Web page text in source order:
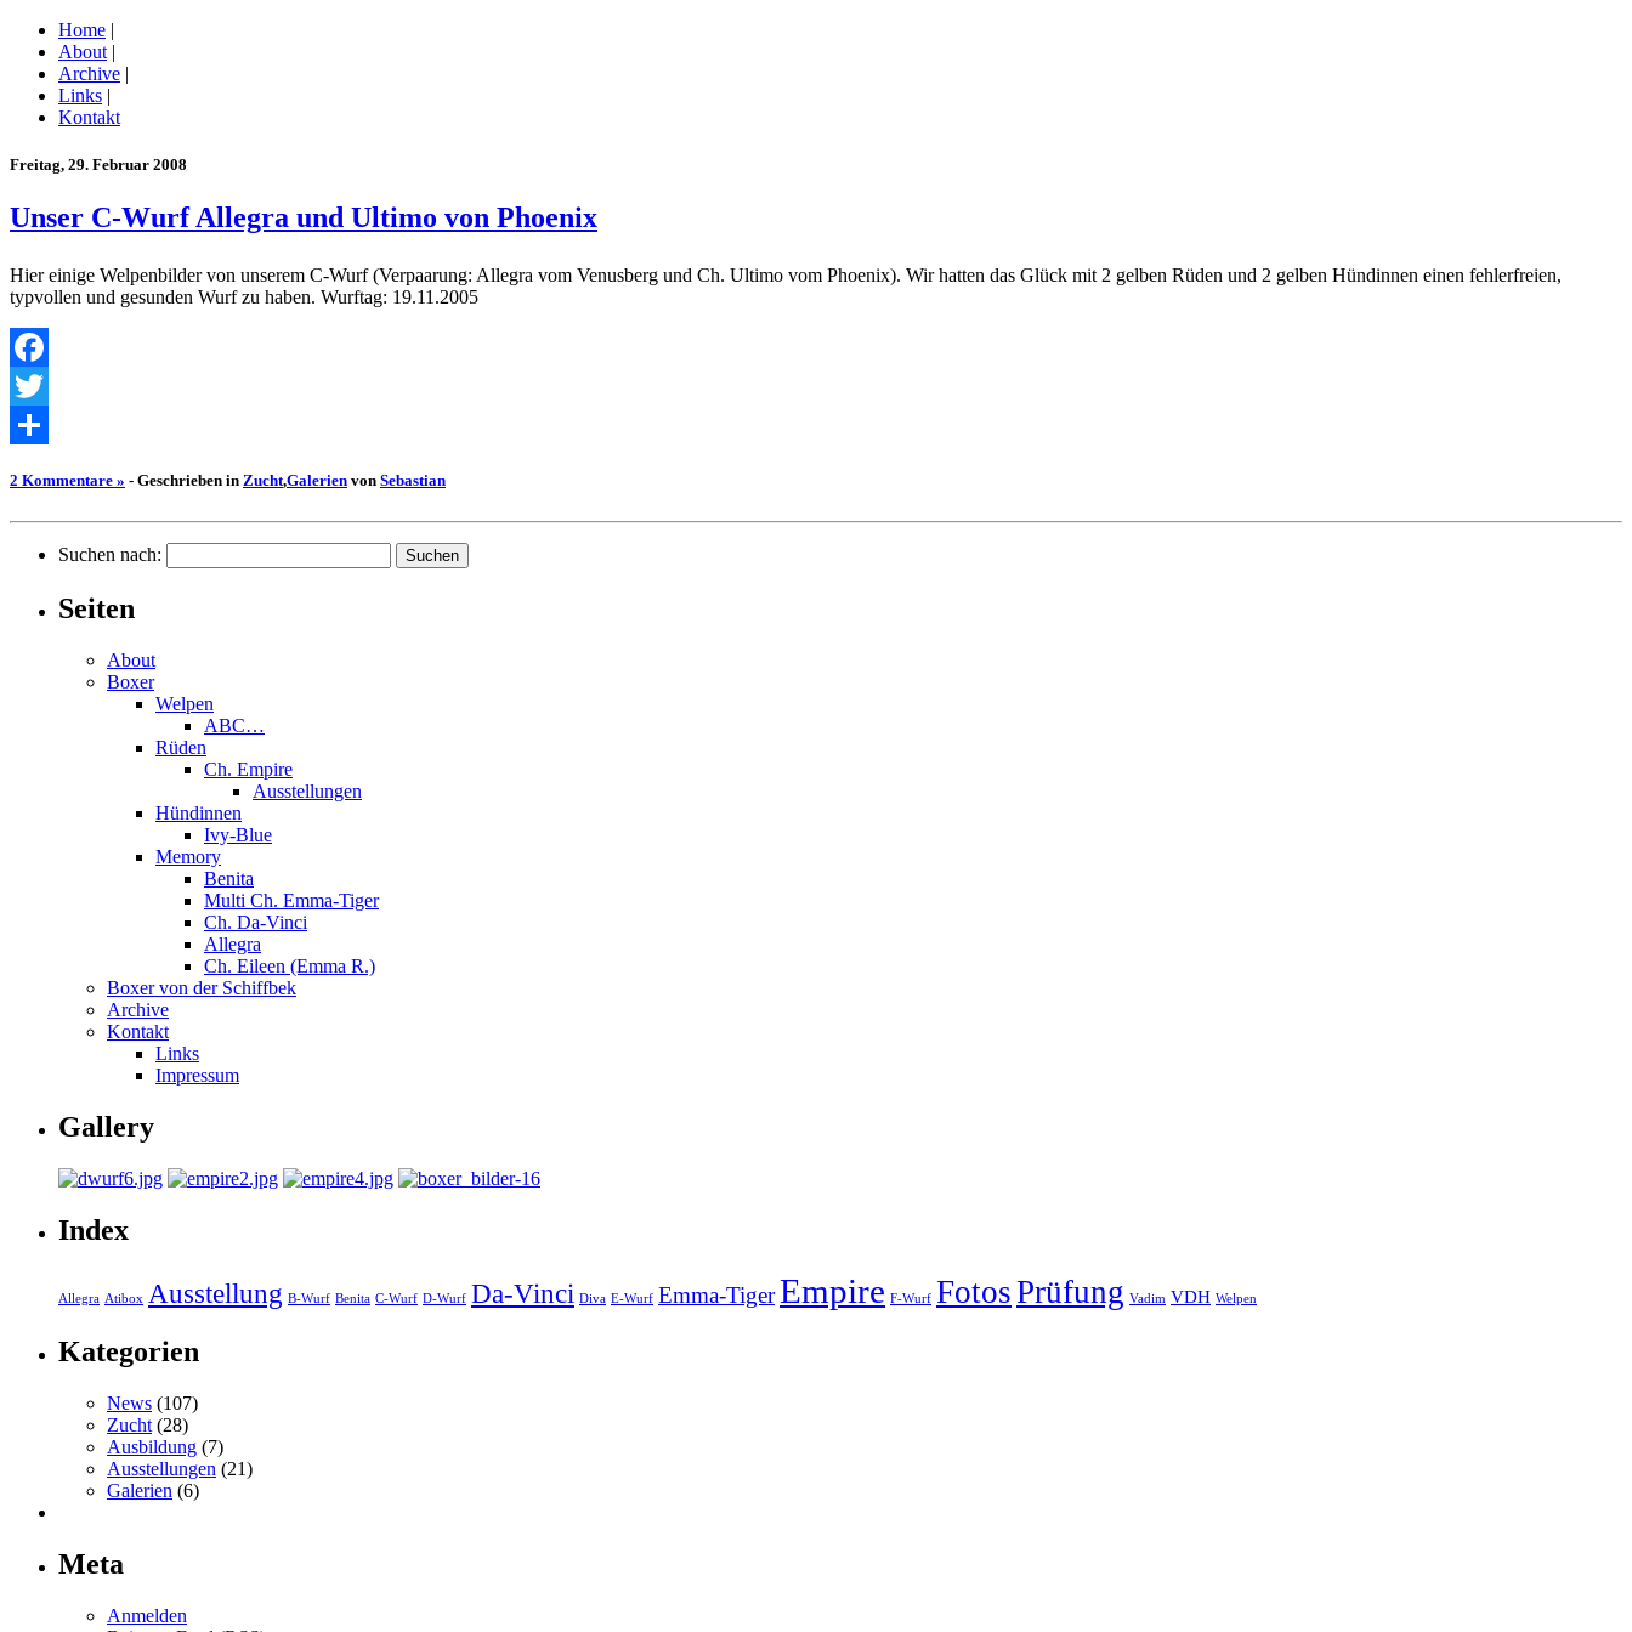
Home |
About |
Archive |
Links |
Kontakt
Freitag, 29. Februar 2008
Unser C-Wurf Allegra und Ultimo von Phoenix
Hier einige Welpenbilder von unserem C-Wurf (Verpaarung: Allegra vom Venusberg und Ch. Ultimo vom Phoenix). Wir hatten das Glück mit 2 gelben Rüden und 2 gelben Hündinnen einen fehlerfreien,
typvollen und gesunden Wurf zu haben. Wurftag: 19.11.2005
Facebook
Twitter
2 Kommentare » - Geschrieben in Zucht,Galerien von Sebastian
Suchen nach:
Seiten
About
Boxer
Welpen
ABC…
Rüden
Ch. Empire
Ausstellungen
Hündinnen
Ivy-Blue
Memory
Benita
Multi Ch. Emma-Tiger
Ch. Da-Vinci
Allegra
Ch. Eileen (Emma R.)
Boxer von der Schiffbek
Archive
Kontakt
Links
Impressum
Gallery
Index
Allegra Atibox Ausstellung B-Wurf Benita C-Wurf D-Wurf Da-Vinci Diva E-Wurf Emma-TigerEmpire F-Wurf FotosPrüfung Vadim VDH Welpen
Kategorien
News (107)
Zucht (28)
Ausbildung (7)
Ausstellungen (21)
Galerien (6)
Meta
Anmelden